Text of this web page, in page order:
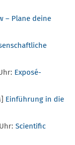
– Plane deine
Exposé-
Einführung in die
Scientific